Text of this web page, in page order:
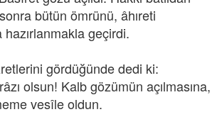
bütün ömrünü, âhıreti
geçirdi.
gördüğünde dedi ki:
olsun! Kalb gözümün açılmasına,
vesîle oldun.